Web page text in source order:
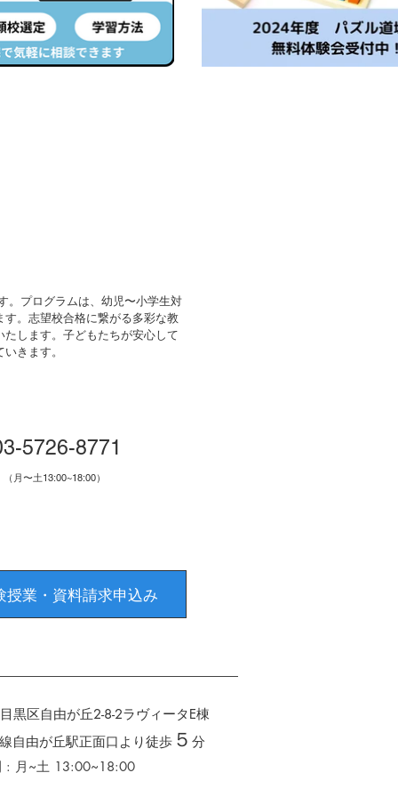
。プログラムは、幼児〜小学生対
。 志望校合格に繋がる多彩な教
します。 子どもたちが安心して
きます。
5726-8771
（月〜土13:00~18:00）
授業・資料請求申込み
黒区自由が丘2-8-2ラヴィータE棟
自由が丘駅正面口より徒歩５ 分
: 月~土 13:00~18:00